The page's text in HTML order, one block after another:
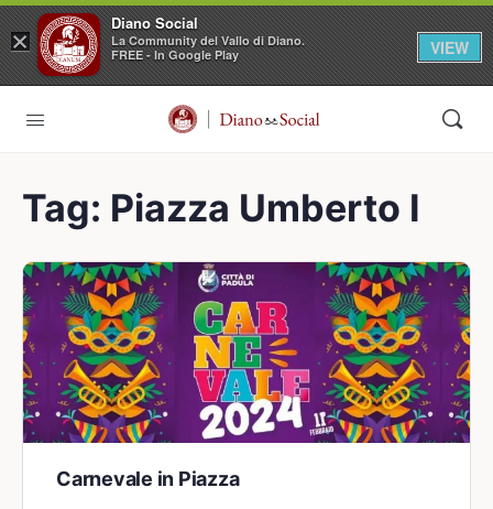
Tag: Piazza Umberto I
Carnevale in Piazza
×
Diano Social
La Community del Vallo di Diano.
FREE - In Google Play
VIEW